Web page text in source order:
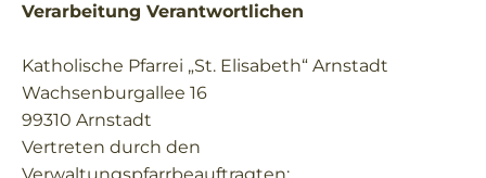
Verarbeitung Verantwortlichen
Katholische Pfarrei „St. Elisabeth“ Arnstadt
Wachsenburgallee 16
99310 Arnstadt
Vertreten durch den